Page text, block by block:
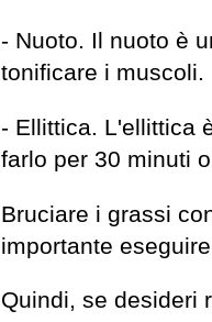
- Nuoto. Il nuoto è
tonificare i muscoli.
- Ellittica. L'ellittica
farlo per 30 minuti
Bruciare i grassi
importante
Quindi, se desideri